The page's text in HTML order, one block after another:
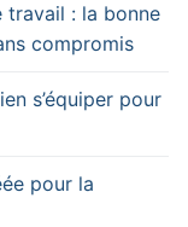
travail : la bonne
compromis
s’équiper pour
pour la